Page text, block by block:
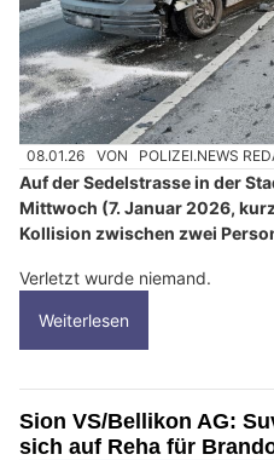
08.01.26 VON POLIZEI.NEWS
Auf der Sedelstrasse in der
Mittwoch (7. Januar 2026,
Kollision zwischen zwei
Verletzt wurde niemand.
Weiterlesen
Sion VS/Bellikon AG:
sich auf Reha für